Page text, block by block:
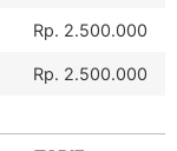
Rp. 2.500.000
Rp. 2.500.000